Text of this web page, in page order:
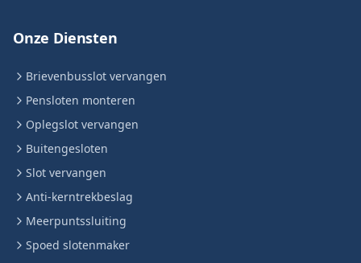
Onze Diensten
Brievenbusslot vervangen
Pensloten monteren
Oplegslot vervangen
Buitengesloten
Slot vervangen
Anti-kerntrekbeslag
Meerpuntssluiting
Spoed slotenmaker